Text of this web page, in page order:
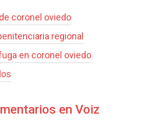
coronel oviedo
regional
en coronel oviedo
en Voiz